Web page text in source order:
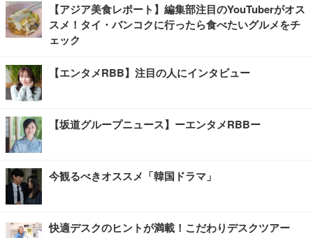
【アジア美食レポート】編集部注目のYouTuberがオス
スメ！タイ・バンコクに行ったら食べたいグルメをチ
ェック
【エンタメRBB】注目の人にインタビュー
【坂道グループニュース】ーエンタメRBBー
今観るべきオススメ「韓国ドラマ」
快適デスクのヒントが満載！こだわりデスクツアー